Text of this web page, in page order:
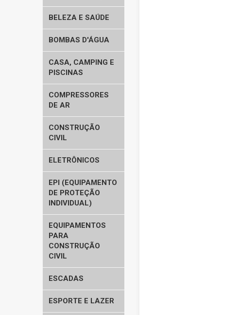
BELEZA E SAÚDE
BOMBAS D'ÁGUA
CASA, CAMPING E
PISCINAS
COMPRESSORES
DE AR
CONSTRUÇÃO
CIVIL
ELETRÔNICOS
EPI (EQUIPAMENTO
DE PROTEÇÃO
INDIVIDUAL)
EQUIPAMENTOS
PARA
CONSTRUÇÃO
CIVIL
ESCADAS
ESPORTE E LAZER